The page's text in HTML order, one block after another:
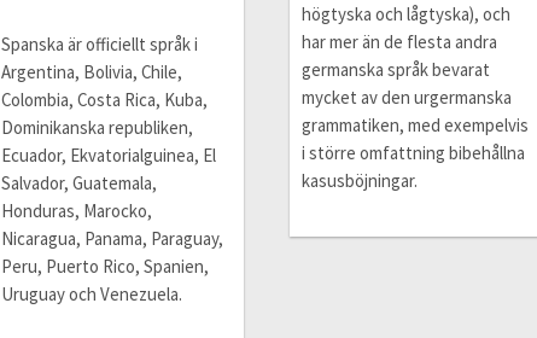
Spanska är officiellt språk i
Argentina, Bolivia, Chile,
Colombia, Costa Rica, Kuba,
Dominikanska republiken,
Ecuador, Ekvatorialguinea, El
Salvador, Guatemala,
Honduras, Marocko,
Nicaragua, Panama, Paraguay,
Peru, Puerto Rico, Spanien,
Uruguay och Venezuela.
högtyska och lågtyska), och
har mer än de flesta andra
germanska språk bevarat
mycket av den urgermanska
grammatiken, med exempelvis
i större omfattning bibehållna
kasusböjningar.